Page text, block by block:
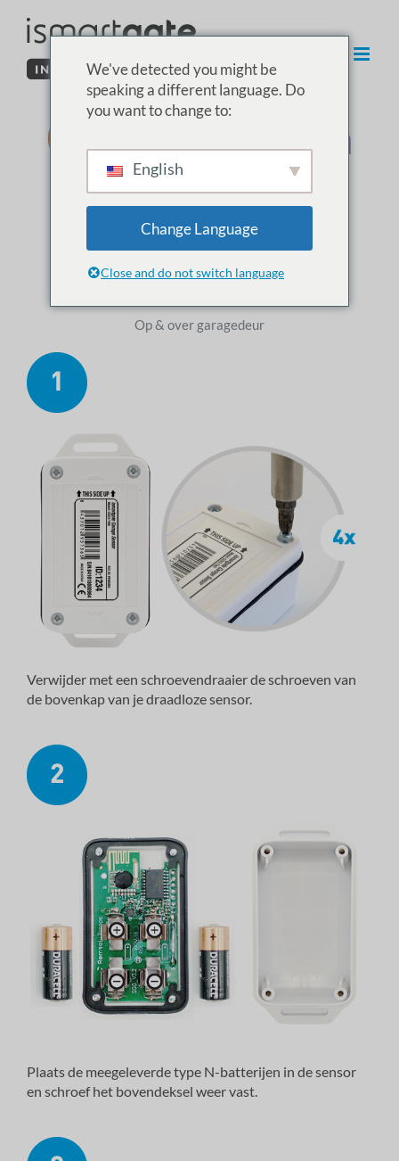
inhoud
03. De sensor in
de garage
installeren
Op & over garagedeur
Verwijder met een schroevendraaier de schroeven van
de bovenkap van je draadloze sensor.
Plaats de meegeleverde type N-batterijen in de sensor
en schroef het bovendeksel weer vast.
We've detected you might be
speaking a different language. Do
you want to change to:
English
Change Language
Close and do not switch language